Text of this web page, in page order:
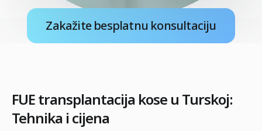
Zakažite besplatnu konsultaciju
FUE transplantacija kose u Turskoj:
Tehnika i cijena